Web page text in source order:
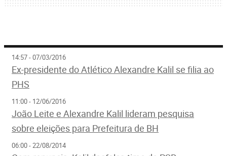
14:57 - 07/03/2016
Ex-presidente do Atlético Alexandre Kalil se filia ao
PHS
11:00 - 12/06/2016
João Leite e Alexandre Kalil lideram pesquisa
sobre eleições para Prefeitura de BH
06:00 - 22/08/2014